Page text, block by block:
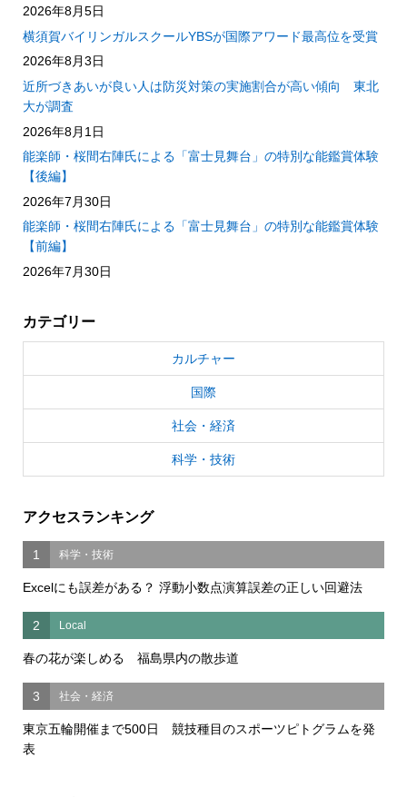
2026年8月5日
横須賀バイリンガルスクールYBSが国際アワード最高位を受賞
2026年8月3日
近所づきあいが良い人は防災対策の実施割合が高い傾向 東北
大が調査
2026年8月1日
能楽師・桜間右陣氏による「富士見舞台」の特別な能鑑賞体験
【後編】
2026年7月30日
能楽師・桜間右陣氏による「富士見舞台」の特別な能鑑賞体験
【前編】
2026年7月30日
カテゴリー
カルチャー
国際
社会・経済
科学・技術
アクセスランキング
1 科学・技術
Excelにも誤差がある？ 浮動小数点演算誤差の正しい回避法
2 Local
春の花が楽しめる 福島県内の散歩道
3 社会・経済
東京五輪開催まで500日 競技種目のスポーツピトグラムを発
表